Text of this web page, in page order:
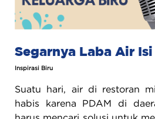
Segarnya Laba Air
Inspirasi Biru
Suatu hari, air di restoran
habis karena PDAM di